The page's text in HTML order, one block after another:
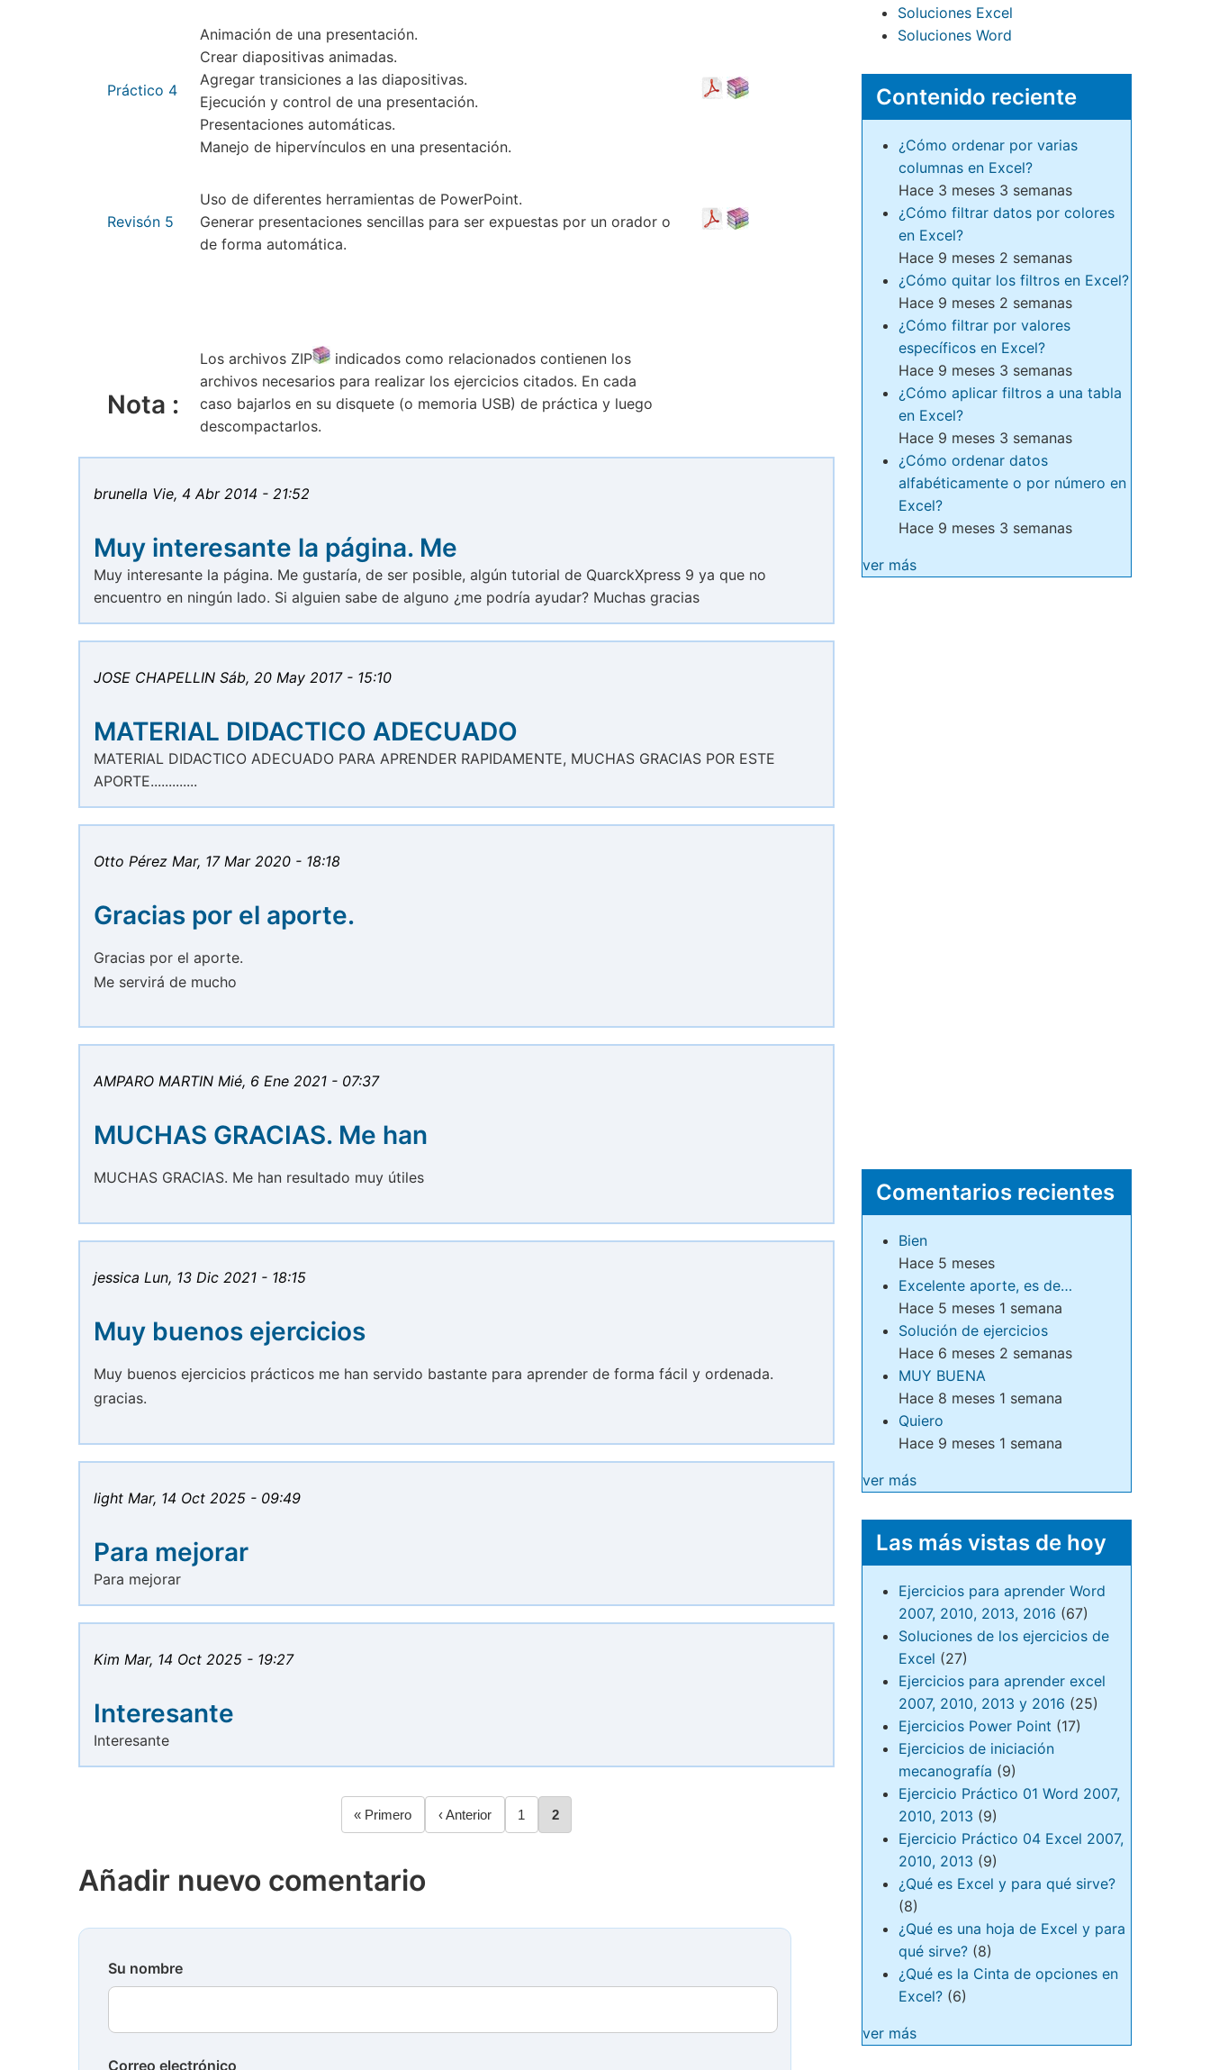
Práctico 4
Animación de una presentación.
Crear diapositivas animadas.
Agregar transiciones a las diapositivas.
Ejecución y control de una presentación.
Presentaciones automáticas.
Manejo de hipervínculos en una presentación.
Revisón 5
Uso de diferentes herramientas de PowerPoint.
Generar presentaciones sencillas para ser expuestas por un orador o
de forma automática.
Nota :
Los archivos ZIP
indicados como relacionados contienen los
archivos necesarios para realizar los ejercicios citados. En cada
caso bajarlos en su disquete (o memoria USB) de práctica y luego
descompactarlos.
brunella Vie, 4 Abr 2014 - 21:52
Muy interesante la página. Me
Muy interesante la página. Me gustaría, de ser posible, algún tutorial de QuarckXpress 9 ya que no
encuentro en ningún lado. Si alguien sabe de alguno ¿me podría ayudar? Muchas gracias
JOSE CHAPELLIN Sáb, 20 May 2017 - 15:10
MATERIAL DIDACTICO ADECUADO
MATERIAL DIDACTICO ADECUADO PARA APRENDER RAPIDAMENTE, MUCHAS GRACIAS POR ESTE
APORTE.............
Otto Pérez Mar, 17 Mar 2020 - 18:18
Gracias por el aporte.
Gracias por el aporte.
Me servirá de mucho
AMPARO MARTIN Mié, 6 Ene 2021 - 07:37
MUCHAS GRACIAS. Me han
MUCHAS GRACIAS. Me han resultado muy útiles
jessica Lun, 13 Dic 2021 - 18:15
Muy buenos ejercicios
Muy buenos ejercicios prácticos me han servido bastante para aprender de forma fácil y ordenada.
gracias.
light Mar, 14 Oct 2025 - 09:49
Para mejorar
Para mejorar
Kim Mar, 14 Oct 2025 - 19:27
Interesante
Interesante
Primera
página
« Primero
Página
anterior
‹ Anterior Página
1 Página
2
Añadir nuevo comentario
Su nombre
Correo electrónico
Soluciones Excel
Soluciones Word
Contenido reciente
¿Cómo ordenar por varias
columnas en Excel?
Hace 3 meses 3 semanas
¿Cómo filtrar datos por colores
en Excel?
Hace 9 meses 2 semanas
¿Cómo quitar los filtros en Excel?
Hace 9 meses 2 semanas
¿Cómo filtrar por valores
específicos en Excel?
Hace 9 meses 3 semanas
¿Cómo aplicar filtros a una tabla
en Excel?
Hace 9 meses 3 semanas
¿Cómo ordenar datos
alfabéticamente o por número en
Excel?
Hace 9 meses 3 semanas
ver más
Comentarios recientes
Bien
Hace 5 meses
Excelente aporte, es de…
Hace 5 meses 1 semana
Solución de ejercicios
Hace 6 meses 2 semanas
MUY BUENA
Hace 8 meses 1 semana
Quiero
Hace 9 meses 1 semana
ver más
Las más vistas de hoy
Ejercicios para aprender Word
2007, 2010, 2013, 2016 (67)
Soluciones de los ejercicios de
Excel (27)
Ejercicios para aprender excel
2007, 2010, 2013 y 2016 (25)
Ejercicios Power Point (17)
Ejercicios de iniciación
mecanografía (9)
Ejercicio Práctico 01 Word 2007,
2010, 2013 (9)
Ejercicio Práctico 04 Excel 2007,
2010, 2013 (9)
¿Qué es Excel y para qué sirve?
(8)
¿Qué es una hoja de Excel y para
qué sirve? (8)
¿Qué es la Cinta de opciones en
Excel? (6)
ver más